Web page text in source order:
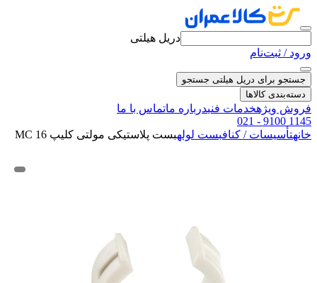
دریل هیلتی
ورود / ثبت‌نام
جستجو برای دریل هیلتی جستجو
دسته‌بندی کالاها
فروش ویژهخدمات فنیدرباره ماتماس با ما
021 - 9100 1145
خانهتأسیسات / کنافبست لولهبست پلاستیکی مولتی کلیپ MC 16